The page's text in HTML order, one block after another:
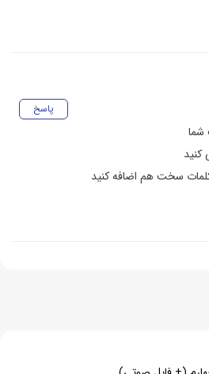
پاسخ
شما
سخت هم اضافه کنید